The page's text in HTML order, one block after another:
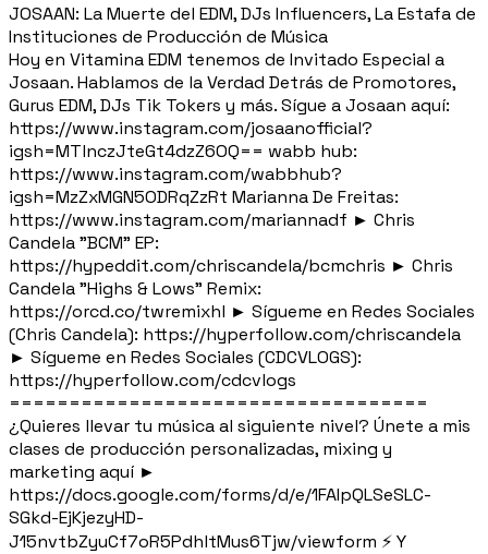
JOSAAN: La Muerte del EDM, DJs Influencers, La Estafa de
Instituciones de Producción de Música
Hoy en Vitamina EDM tenemos de Invitado Especial a
Josaan. Hablamos de la Verdad Detrás de Promotores,
Gurus EDM, DJs Tik Tokers y más. Sígue a Josaan aquí:
https://www.instagram.com/josaanofficial?
igsh=MTlnczJteGt4dzZ6OQ== wabb hub:
https://www.instagram.com/wabbhub?
igsh=MzZxMGN5ODRqZzRt Marianna De Freitas:
https://www.instagram.com/mariannadf ► Chris
Candela "BCM" EP:
https://hypeddit.com/chriscandela/bcmchris ► Chris
Candela "Highs & Lows" Remix:
https://orcd.co/twremixhl ► Sígueme en Redes Sociales
(Chris Candela): https://hyperfollow.com/chriscandela
► Sígueme en Redes Sociales (CDCVLOGS):
https://hyperfollow.com/cdcvlogs
===================================
¿Quieres llevar tu música al siguiente nivel? Únete a mis
clases de producción personalizadas, mixing y
marketing aquí ►
https://docs.google.com/forms/d/e/1FAIpQLSeSLC-
SGkd-EjKjezyHD-
J15nvtbZyuCf7oR5PdhltMus6Tjw/viewform ⚡ Y